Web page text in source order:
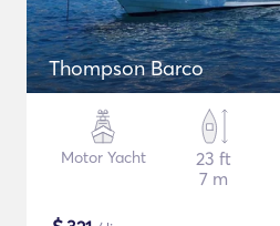
Thompson Barco
Motor Yacht
23 ft
7 m